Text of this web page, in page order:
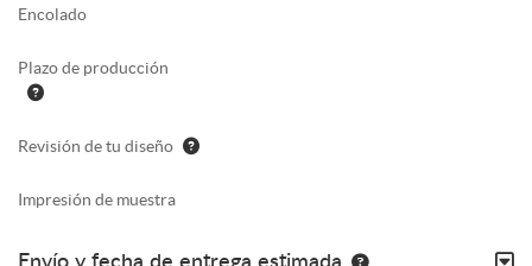
Encolado
Plazo de producción
Revisión de tu diseño
Impresión de muestra